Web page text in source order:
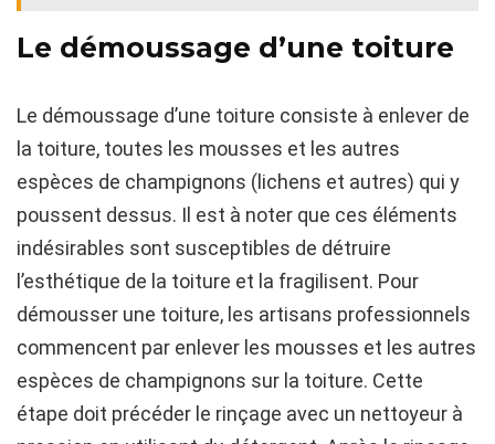
Le démoussage d’une toiture
Le démoussage d’une toiture consiste à enlever de
la toiture, toutes les mousses et les autres
espèces de champignons (lichens et autres) qui y
poussent dessus. Il est à noter que ces éléments
indésirables sont susceptibles de détruire
l’esthétique de la toiture et la fragilisent. Pour
démousser une toiture, les artisans professionnels
commencent par enlever les mousses et les autres
espèces de champignons sur la toiture. Cette
étape doit précéder le rinçage avec un nettoyeur à